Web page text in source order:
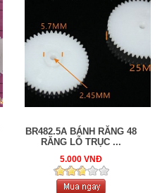
BR482.5A BÁNH RĂNG 48
RĂNG LỖ TRỤC ...
5.000 VNĐ